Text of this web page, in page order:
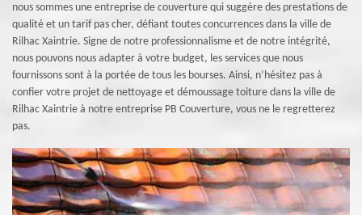
nous sommes une entreprise de couverture qui suggère des prestations de
qualité et un tarif pas cher, défiant toutes concurrences dans la ville de
Rilhac Xaintrie. Signe de notre professionnalisme et de notre intégrité,
nous pouvons nous adapter à votre budget, les services que nous
fournissons sont à la portée de tous les bourses. Ainsi, n’hésitez pas à
confier votre projet de nettoyage et démoussage toiture dans la ville de
Rilhac Xaintrie à notre entreprise PB Couverture, vous ne le regretterez
pas.